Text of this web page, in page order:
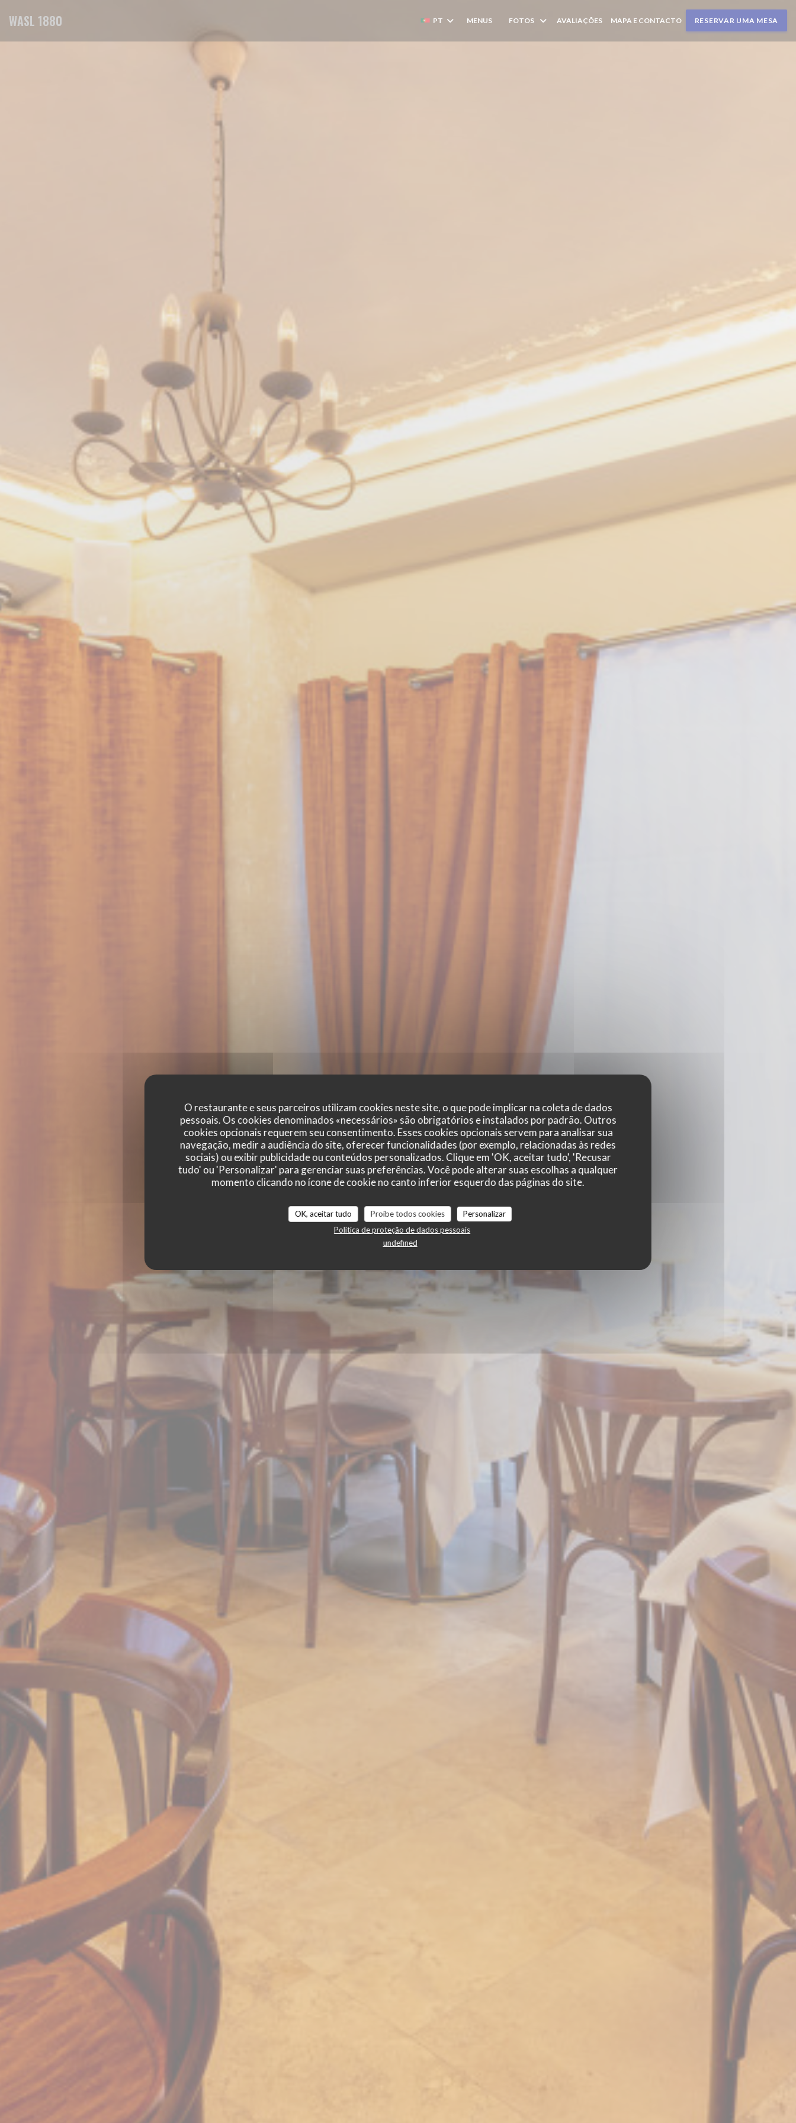
O restaurante e seus parceiros utilizam cookies neste site, o que pode implicar na coleta de dados
pessoais. Os cookies denominados «necessários» são obrigatórios e instalados por padrão. Outros
cookies opcionais requerem seu consentimento. Esses cookies opcionais servem para analisar sua
navegação, medir a audiência do site, oferecer funcionalidades (por exemplo, relacionadas às redes
sociais) ou exibir publicidade ou conteúdos personalizados. Clique em 'OK, aceitar tudo', 'Recusar
tudo' ou 'Personalizar' para gerenciar suas preferências. Você pode alterar suas escolhas a qualquer
momento clicando no ícone de cookie no canto inferior esquerdo das páginas do site.
OK, aceitar tudo Proíbe todos cookies
Personalizar
Política de proteção de dados pessoais
undefined
WASL 1880 MENUS FOTOS AVALIAÇÕES
((ABRE NUMA NOVA JANELA)) MAPA E CONTACTO
PT RESERVAR UMA MESA
WASL 1880
|PARIS
RESERVAR UMA MESA